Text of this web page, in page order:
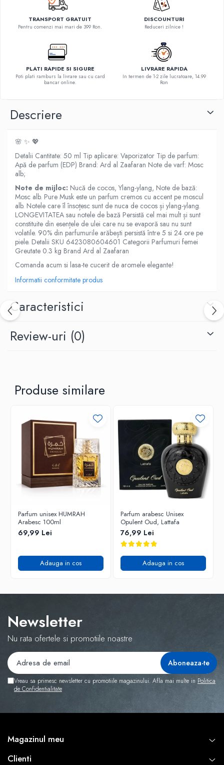
TRANSPORT GRATUIT
Pentru comenzi mai mari de 399 Ron.
DISCOUNTURI
Reduceri zilnice !
PLATI RAPIDE SI SIGURE
Poti plati ramburs la livrare sau cu card
bancar online.
LIVRARE RAPIDA
In termen de 1-2 zile lucratoare, 14.99
Ron
Descriere
🌸 ✨ 💖
Detalii Cantitate: 50 ml Tip aplicare: Vaporizator Tip de parfum:
Apă de parfum (EDP) Brand: Ard al Zaafaran Note de varf: Mosc
alb;
Note de mijloc: Nucă de cocos, Ylang-ylang, Note de bază:
Mosc alb. Pure Musk este un parfum cremos cu accent pe moscul
alb. Notele care îl însoțesc sunt de nuca de cocos și ylang-ylang.
LONGEVITATEA sau notele de bază Persistă cel mai mult și sunt
constituite din esențele de ulei care nu se evaporă sau nu sunt
volatile. 90% din parfumurile arăbești persistă între 5 si 24 ore pe
piele. Detalii SKU 6423080604601 Categorii Parfumuri femei
Greutate 0.3 kg Brand Ard al Zaafaran
Comanda acum si lasa-te cucerit de aromele elegante!
Informatii conformitate produs
Caracteristici
Review-uri (0)
Produse similare
Parfum unisex HUMRAH
Arabesc 100ml
69,99 Lei
Adauga in cos
Parfum arabesc Unisex
Opulent Oud, Lattafa
76,99 Lei
Adauga in cos
Newsletter
Nu rata ofertele si promotiile noastre
Vreau sa primesc newsletter cu promotiile magazinului. Afla mai multe in Politica
de Confidentialitate
Magazinul meu
Clienti